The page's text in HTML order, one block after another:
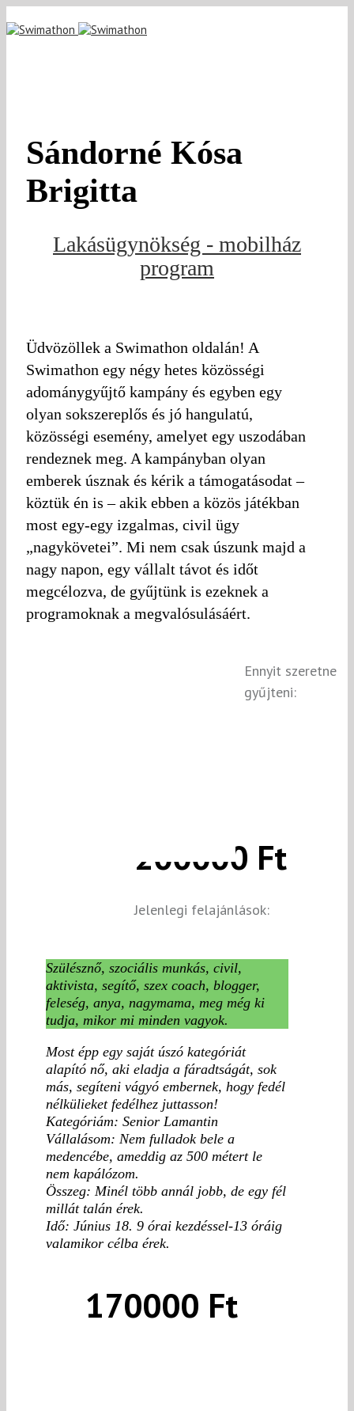
Sándorné Kósa
Brigitta
Lakásügynökség - mobilház
program
Üdvözöllek a Swimathon oldalán! A
Swimathon egy négy hetes közösségi
adománygyűjtő kampány és egyben egy
olyan sokszereplős és jó hangulatú,
közösségi esemény, amelyet egy uszodában
rendeznek meg. A kampányban olyan
emberek úsznak és kérik a támogatásodat –
köztük én is – akik ebben a közös játékban
most egy-egy izgalmas, civil ügy
„nagykövetei”. Mi nem csak úszunk majd a
nagy napon, egy vállalt távot és időt
megcélozva, de gyűjtünk is ezeknek a
programoknak a megvalósulásáért.
Szülésznő, szociális munkás, civil,
aktivista, segítő, szex coach, blogger,
feleség, anya, nagymama, meg még ki
tudja, mikor mi minden vagyok.
Most épp egy saját úszó kategóriát
alapító nő, aki eladja a fáradtságát, sok
más, segíteni vágyó embernek, hogy fedél
nélkülieket fedélhez juttasson!
Kategóriám: Senior Lamantin
Vállalásom: Nem fulladok bele a
medencébe, ameddig az 500 métert le
nem kapálózom.
Összeg: Minél több annál jobb, de egy fél
millát talán érek.
Idő: Június 18. 9 órai kezdéssel-13 óráig
valamikor célba érek.
Ennyit szeretne
gyűjteni:
200000 Ft
Jelenlegi felajánlások:
170000 Ft